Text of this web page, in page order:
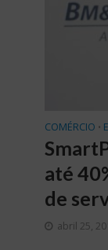
COMÉRCIO •
até
de
abril 25,